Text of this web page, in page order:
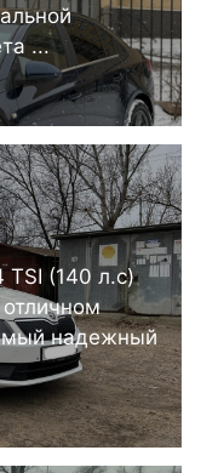
...
TSI (140 л.с)
надежный